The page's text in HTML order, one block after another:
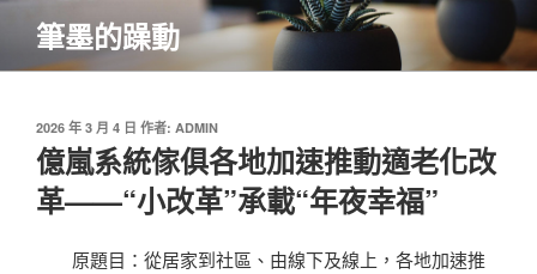
主
筆墨的躁動
發
佈
於
2026 年 3 月 4 日 作者: ADMIN
億嵐系統傢俱各地加速推動適老化改
革——“小改革”承載“年夜幸福”
原題目：從居家到社區、由線下及線上，各地加速推